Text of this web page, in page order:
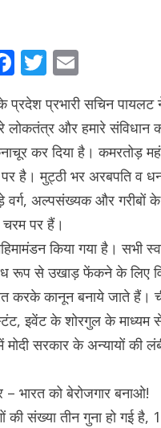
Facebook
Twitter
प्रदेश प्रभारी सचिन पायलट
लोकतंत्र और हमारे संविधान
कर दिया है। कमरतोड़
है। मुट्ठी भर अरबपति व
वर्ग, अल्पसंख्यक और गरीबों
पर हैं।
किया गया है। सभी
रूप से उखाड़ फेंकने के लिए
करके कानून बनाये जाते हैं।
इवेंट के शोरगुल के माध्यम से
मोदी सरकार के अन्यायों की
– भारत को बेरोजगार बनाओ!
की संख्या तीन गुना हो गई